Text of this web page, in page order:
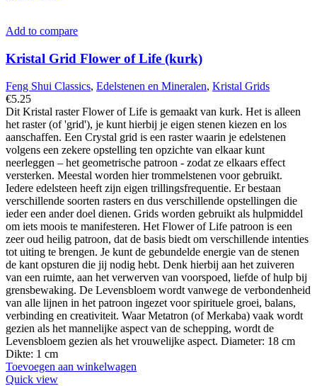
Add to compare
Kristal Grid Flower of Life (kurk)
Feng Shui Classics, Edelstenen en Mineralen, Kristal Grids
€5.25
Dit Kristal raster Flower of Life is gemaakt van kurk. Het is alleen
het raster (of 'grid'), je kunt hierbij je eigen stenen kiezen en los
aanschaffen. Een Crystal grid is een raster waarin je edelstenen
volgens een zekere opstelling ten opzichte van elkaar kunt
neerleggen – het geometrische patroon - zodat ze elkaars effect
versterken. Meestal worden hier trommelstenen voor gebruikt.
Iedere edelsteen heeft zijn eigen trillingsfrequentie. Er bestaan
verschillende soorten rasters en dus verschillende opstellingen die
ieder een ander doel dienen. Grids worden gebruikt als hulpmiddel
om iets moois te manifesteren. Het Flower of Life patroon is een
zeer oud heilig patroon, dat de basis biedt om verschillende intenties
tot uiting te brengen. Je kunt de gebundelde energie van de stenen
de kant opsturen die jij nodig hebt. Denk hierbij aan het zuiveren
van een ruimte, aan het verwerven van voorspoed, liefde of hulp bij
grensbewaking. De Levensbloem wordt vanwege de verbondenheid
van alle lijnen in het patroon ingezet voor spirituele groei, balans,
verbinding en creativiteit. Waar Metatron (of Merkaba) vaak wordt
gezien als het mannelijke aspect van de schepping, wordt de
Levensbloem gezien als het vrouwelijke aspect. Diameter: 18 cm
Dikte: 1 cm
Toevoegen aan winkelwagen
Quick view